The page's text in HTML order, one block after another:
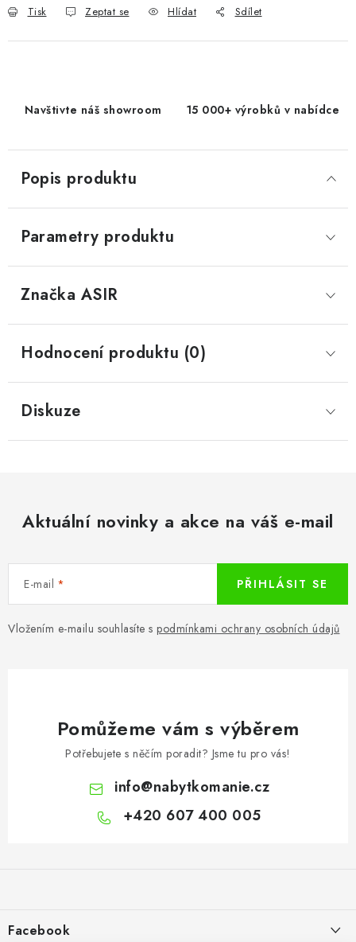
Tisk Zeptat se Hlídat Sdílet
Navštivte náš showroom 15 000+ výrobků v nabídce
Popis produktu
Parametry produktu
Značka ASIR
Hodnocení produktu (0)
Diskuze
Aktuální novinky a akce na váš e-mail
E-mail
Vložením e-mailu souhlasíte s podmínkami ochrany osobních údajů
PŘIHLÁSIT SE
Pomůžeme vám s výběrem
Potřebujete s něčím poradit? Jsme tu pro vás!
info@nabytkomanie.cz
+420 607 400 005
aFacebook